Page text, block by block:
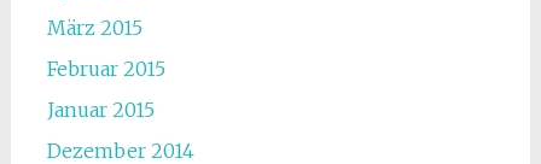
März 2015
Februar 2015
Januar 2015
Dezember 2014